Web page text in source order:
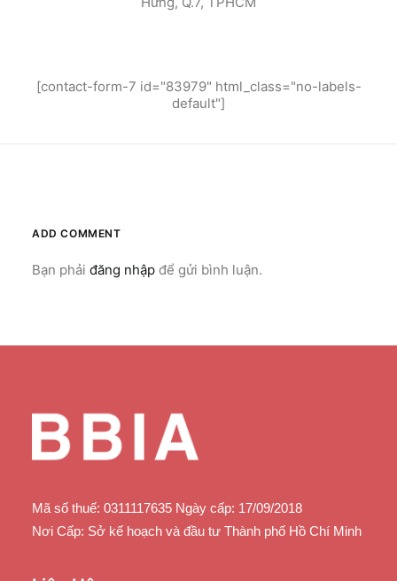
[contact-form-7 id="83979" html_class="no-labels-
default"]
ADD COMMENT
Bạn phải đăng nhập để gửi bình luận.
Mã số thuế: 0311117635 Ngày cấp: 17/09/2018
Nơi Cấp: Sở kế hoạch và đầu tư Thành phố Hồ Chí Minh